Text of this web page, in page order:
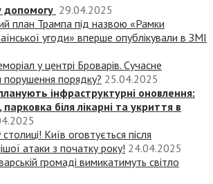
допомогу 29.04.2025
план Трампа під назвою «‎Рамки
угоди» вперше опублікували в ЗМІ
у центрі Броварів. Сучасне
порядку? 25.04.2025
інфраструктурні оновлення:
біля лікарні та укриття в
Київ оговтується після
атаки з початку року! 24.04.2025
громаді вимикатимуть світло